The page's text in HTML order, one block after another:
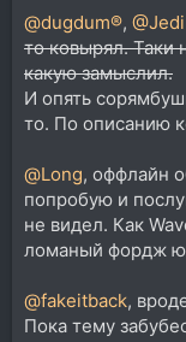
@dugdum®,
то ковырял. Таки
какую замыслил.
И опять
то. По описанию
@Long, оффлайн
попробую и
не видел. Как
ломаный фордж
@fakeitback,
Пока тему